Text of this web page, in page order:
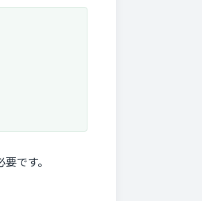
です。